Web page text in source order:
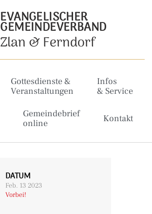
EVANGELISCHER
GEMEINDEVERBAND
Zlan & Ferndorf
Gottesdienste &
Veranstaltungen
Infos
& Service
Gemeindebrief
online
Kontakt
DATUM
Feb. 13 2023
Vorbei!